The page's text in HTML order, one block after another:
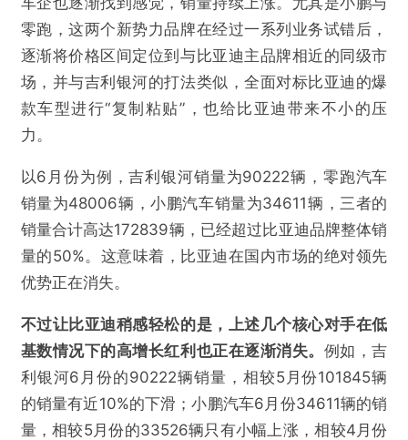
零跑，这两个新势力品牌在经过一系列业务试错后，
逐渐将价格区间定位到与比亚迪主品牌相近的同级市
场，并与吉利银河的打法类似，全面对标比亚迪的爆
款车型进行“复制粘贴”，也给比亚迪带来不小的压
力。
以6月份为例，吉利银河销量为90222辆，零跑汽车
销量为48006辆，小鹏汽车销量为34611辆，三者的
销量合计高达172839辆，已经超过比亚迪品牌整体销
量的50%。这意味着，比亚迪在国内市场的绝对领先
优势正在消失。
不过让比亚迪稍感轻松的是，上述几个核心对手在低
基数情况下的高增长红利也正在逐渐消失。 例如，吉
利银河6月份的90222辆销量，相较5月份101845辆
的销量有近10%的下滑；小鹏汽车6月份34611辆的销
量，相较5月份的33526辆只有小幅上涨，相较4月份